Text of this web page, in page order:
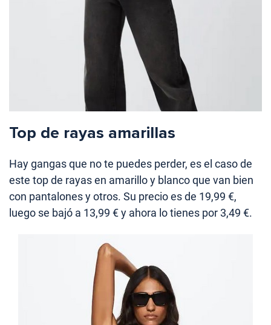
Top de rayas amarillas
Hay gangas que no te puedes perder, es el caso de
este top de rayas en amarillo y blanco que van bien
con pantalones y otros. Su precio es de 19,99 €,
luego se bajó a 13,99 € y ahora lo tienes por 3,49 €.